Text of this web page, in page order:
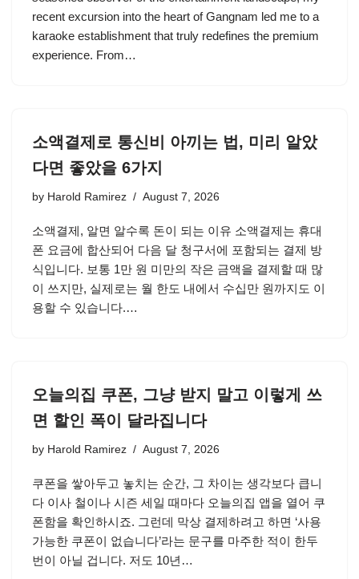
recent excursion into the heart of Gangnam led me to a
karaoke establishment that truly redefines the premium
experience. From…
소액결제로 통신비 아끼는 법, 미리 알았
다면 좋았을 6가지
by Harold Ramirez August 7, 2026
소액결제, 알면 알수록 돈이 되는 이유 소액결제는 휴대
폰 요금에 합산되어 다음 달 청구서에 포함되는 결제 방
식입니다. 보통 1만 원 미만의 작은 금액을 결제할 때 많
이 쓰지만, 실제로는 월 한도 내에서 수십만 원까지도 이
용할 수 있습니다.…
오늘의집 쿠폰, 그냥 받지 말고 이렇게 쓰
면 할인 폭이 달라집니다
by Harold Ramirez August 7, 2026
쿠폰을 쌓아두고 놓치는 순간, 그 차이는 생각보다 큽니
다 이사 철이나 시즌 세일 때마다 오늘의집 앱을 열어 쿠
폰함을 확인하시죠. 그런데 막상 결제하려고 하면 ‘사용
가능한 쿠폰이 없습니다’라는 문구를 마주한 적이 한두
번이 아닐 겁니다. 저도 10년…